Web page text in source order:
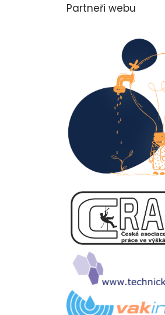
Partneři webu